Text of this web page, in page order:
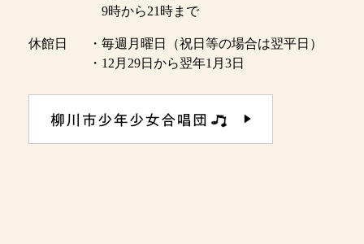
9時から21時まで
休館日
・毎週月曜日（祝日等の場合は翌平日）
・12月29日から翌年1月3日